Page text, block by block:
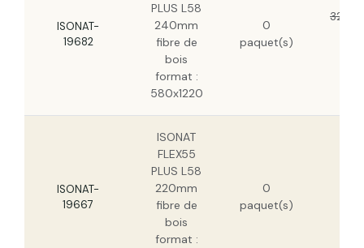
ISONAT-
19682
PLUS L58
240mm
fibre de
bois
format :
580x1220
0
paquet(s)
32,35
ISONAT-
19667
ISONAT
FLEX55
PLUS L58
220mm
fibre de
bois
format :
0
paquet(s)